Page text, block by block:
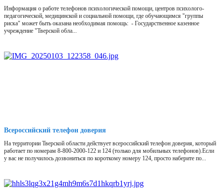
Информация о работе телефонов психологической помощи, центров психолого-
педагогической, медицинской и социальной помощи, где обучающимся "группы
риска" может быть оказана необходимая помощь: - Государственное казенное
учреждение "Тверской обла...
Всероссийский телефон доверия
На территории Тверской области действует всероссийский телефон доверия, который
работает по номерам 8-800-2000-122 и 124 (только для мобильных телефонов).Если
у вас не получилось дозвониться по короткому номеру 124, просто наберите по...